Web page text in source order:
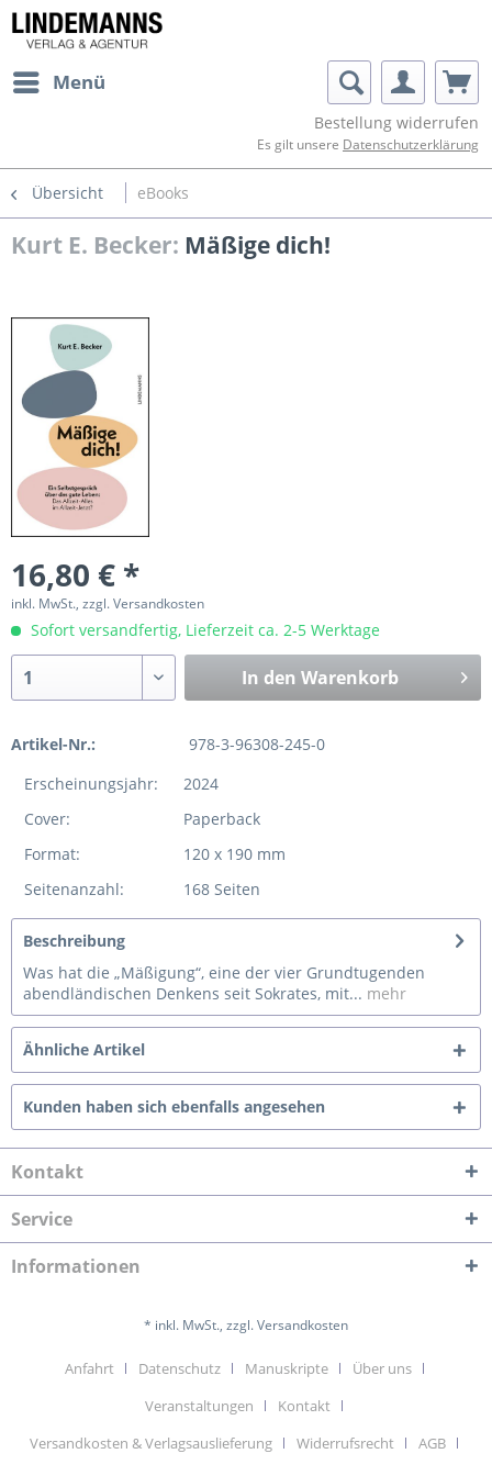
Menü
Bestellung widerrufen
Es gilt unsere Datenschutzerklärung
Übersicht eBooks
Kurt E. Becker: Mäßige dich!
16,80 € *
inkl. MwSt., zzgl. Versandkosten
Sofort versandfertig, Lieferzeit ca. 2-5 Werktage
In den Warenkorb
Artikel-Nr.:
978-3-96308-245-0
Erscheinungsjahr:
2024
Cover:
Paperback
Format:
120 x 190 mm
Seitenanzahl:
168 Seiten
Beschreibung
Was hat die „Mäßigung“, eine der vier Grundtugenden
abendländischen Denkens seit Sokrates, mit... mehr
Ähnliche Artikel
Kunden haben sich ebenfalls angesehen
Kontakt
Service
Informationen
* inkl. MwSt., zzgl. Versandkosten
Anfahrt Datenschutz Manuskripte
Über uns
Veranstaltungen
Kontakt
Versandkosten & Verlagsauslieferung
Widerrufsrecht
AGB